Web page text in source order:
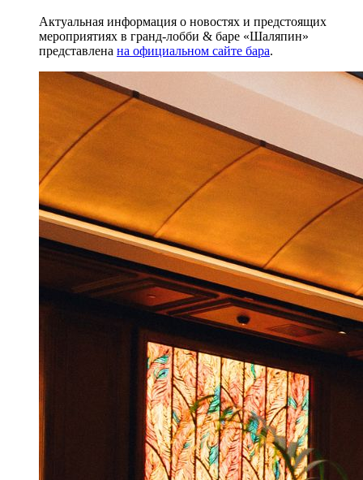
Актуальная информация о новостях и предстоящих
мероприятиях в гранд-лобби & баре «Шаляпин»
представлена на официальном сайте бара.